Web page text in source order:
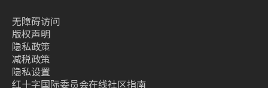
无障碍访问
版权声明
隐私政策
减税政策
隐私设置
红十字国际委员会在线社区指南